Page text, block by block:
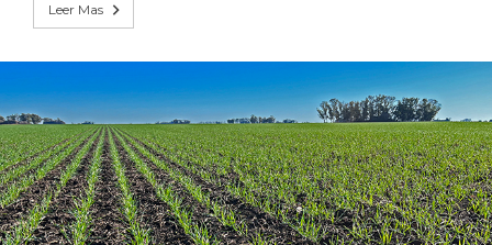
Leer Mas